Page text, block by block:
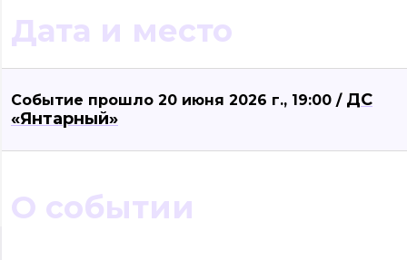
Дата и место
Событие прошло 20 июня 2026 г., 19:00 / ДС
«Янтарный»
О событии